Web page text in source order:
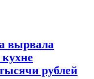
вырвала
рублей